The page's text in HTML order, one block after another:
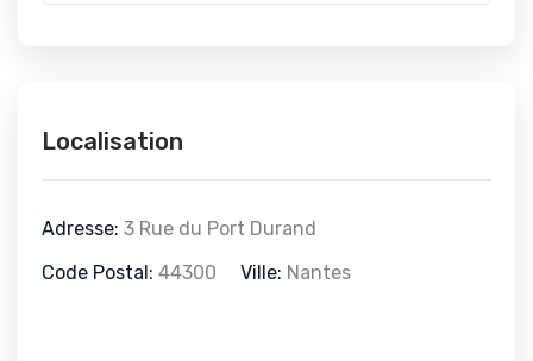
Localisation
Adresse: 3 Rue du Port Durand
Code Postal: 44300 Ville: Nantes